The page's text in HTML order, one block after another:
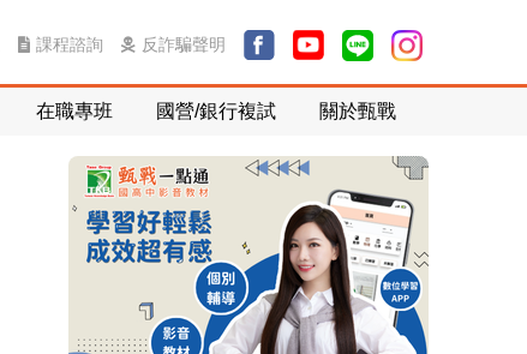
課程諮詢 反詐騙聲明
在職專班 國營/銀行複試 關於甄戰